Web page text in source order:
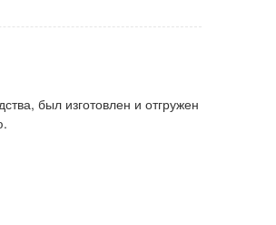
был изготовлен и отгружен